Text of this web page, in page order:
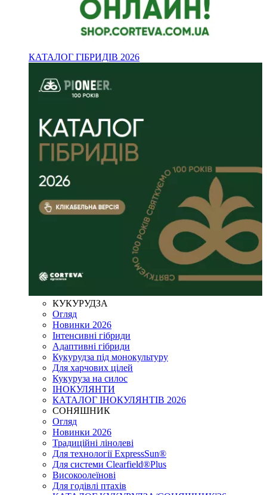
КАТАЛОГ ГІБРИДІВ 2026
КУКУРУДЗА
Огляд
Новинки 2026
Інтенсивні гібриди
Адаптивні гібриди
Кукурудза під монокультуру
Для харчових цілей
Кукуруза на силос
ІНОКУЛЯНТИ
КАТАЛОГ ІНОКУЛЯНТІВ 2026
СОНЯШНИК
Огляд
Новинки 2026
Традиційні лінолеві
Для технології ExpressSun®
Для системи Clearfield®Plus
Високоолеїнові
Для годівлі птахів